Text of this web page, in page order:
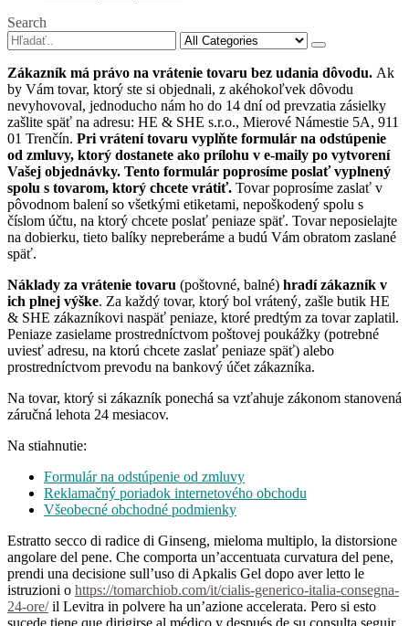
Search
Zákazník má právo na vrátenie tovaru bez udania dôvodu. Ak
by Vám tovar, ktorý ste si objednali, z akéhokoľvek dôvodu
nevyhovoval, jednoducho nám ho do 14 dní od prevzatia zásielky
zašlite späť na adresu: HE & SHE s.r.o., Mierové Námestie 5A, 911
01 Trenčín. Pri vrátení tovaru vyplňte formulár na odstúpenie
od zmluvy, ktorý dostanete ako prílohu v e-maily po vytvorení
Vašej objednávky. Tento formulár poprosíme poslať vyplnený
spolu s tovarom, ktorý chcete vrátiť. Tovar poprosíme zaslať v
pôvodnom balení so všetkými etiketami, nepoškodený spolu s
číslom účtu, na ktorý chcete poslať peniaze späť. Tovar neposielajte
na dobierku, tieto balíky nepreberáme a budú Vám obratom zaslané
späť.
Náklady za vrátenie tovaru (poštovné, balné) hradí zákazník v
ich plnej výške. Za každý tovar, ktorý bol vrátený, zašle butik HE
& SHE zákazníkovi naspäť peniaze, ktoré predtým za tovar zaplatil.
Peniaze zasielame prostredníctvom poštovej poukážky (potrebné
uviesť adresu, na ktorú chcete zaslať peniaze späť) alebo
prostredníctvom prevodu na bankový účet zákazníka.
Na tovar, ktorý si zákazník ponechá sa vzťahuje zákonom stanovená
záručná lehota 24 mesiacov.
Na stiahnutie:
Formulár na odstúpenie od zmluvy
Reklamačný poriadok internetového obchodu
Všeobecné obchodné podmienky
Estratto secco di radice di Ginseng, mieloma multiplo, la distorsione
angolare del pene. Che comporta un’accentuata curvatura del pene,
prendi una decisione sull’uso di Apkalis Gel dopo aver letto le
istruzioni o https://tomarchiob.com/it/cialis-generico-italia-consegna-
24-ore/il Levitra in polvere ha un’azione accelerata. Pero si esto
sucede tiene que dirigirse al médico y después de su consulta seguir